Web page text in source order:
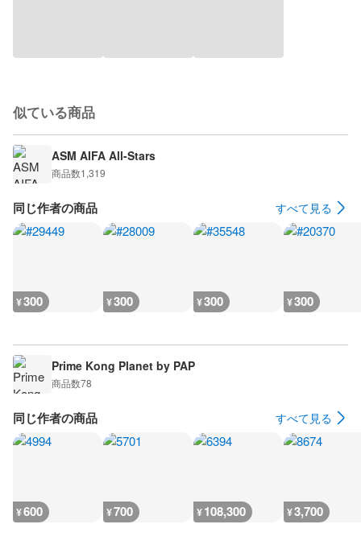
似ている商品
ASM AIFA All-Stars
商品数1,319
同じ作者の商品 すべて見る
¥300 ¥300 ¥300 ¥300
Prime Kong Planet by PAP
商品数78
同じ作者の商品 すべて見る
¥600 ¥700 ¥108,300 ¥3,700